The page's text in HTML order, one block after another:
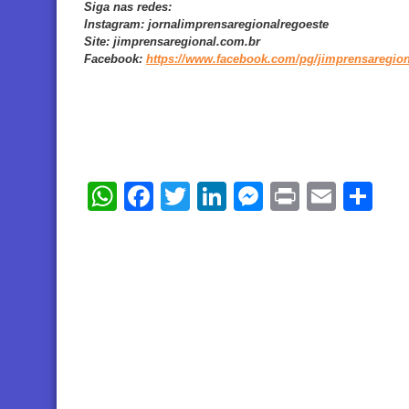
Siga nas redes:
Instagram: jornalimprensaregionalregoeste
Site: jimprensaregional.com.br
Facebook: https://www.facebook.com/pg/
WhatsApp
Facebook
TwitterLinkedIn
Messenger
PrintEmail